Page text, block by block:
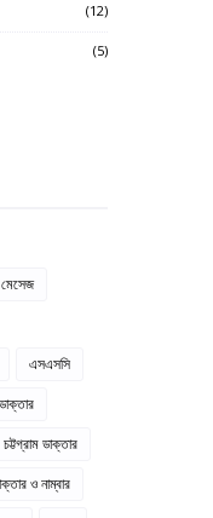
(12)
(5)
এসএসসি
চট্টগ্রাম ডাক্তার
ও নাম্বার